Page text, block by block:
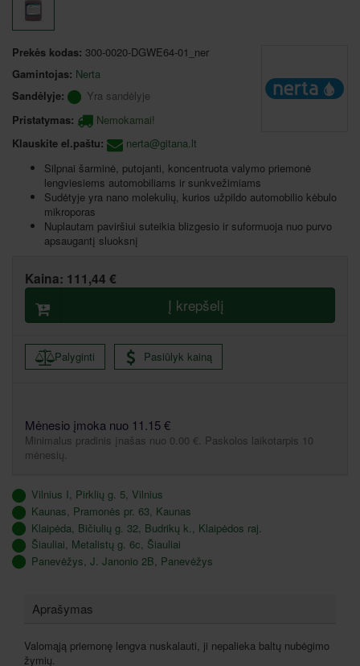
Prekės kodas: 300-0020-DGWE64-01_ner
Gamintojas: Nerta
Sandėlyje:
Yra sandėlyje
Pristatymas:
Nemokamai!
Klauskite el.paštu:
nerta@gitana.lt
Silpnai šarminė, putojanti, koncentruota valymo priemonė
lengviesiems automobiliams ir sunkvežimiams
Sudėtyje yra nano molekulių, kurios užpildo automobilio kėbulo
mikroporas
Nuplautam paviršiui suteikia blizgesio ir suformuoja nuo purvo
apsaugantį sluoksnį
Kaina: 111,44 €
Į krepšelį
Palyginti Pasiūlyk kainą
Mėnesio įmoka nuo 11.15 €
Minimalus pradinis įnašas nuo 0.00 €. Paskolos laikotarpis 10
mėnesių.
Vilnius I, Pirklių g. 5, Vilnius
Kaunas, Pramonės pr. 63, Kaunas
Klaipėda, Bičiulių g. 32, Budrikų k., Klaipėdos raj.
Šiauliai, Metalistų g. 6c, Šiauliai
Panevėžys, J. Janonio 2B, Panevėžys
Aprašymas
Valomąją priemonę lengva nuskalauti, ji nepalieka baltų nubėgimo
žymių.